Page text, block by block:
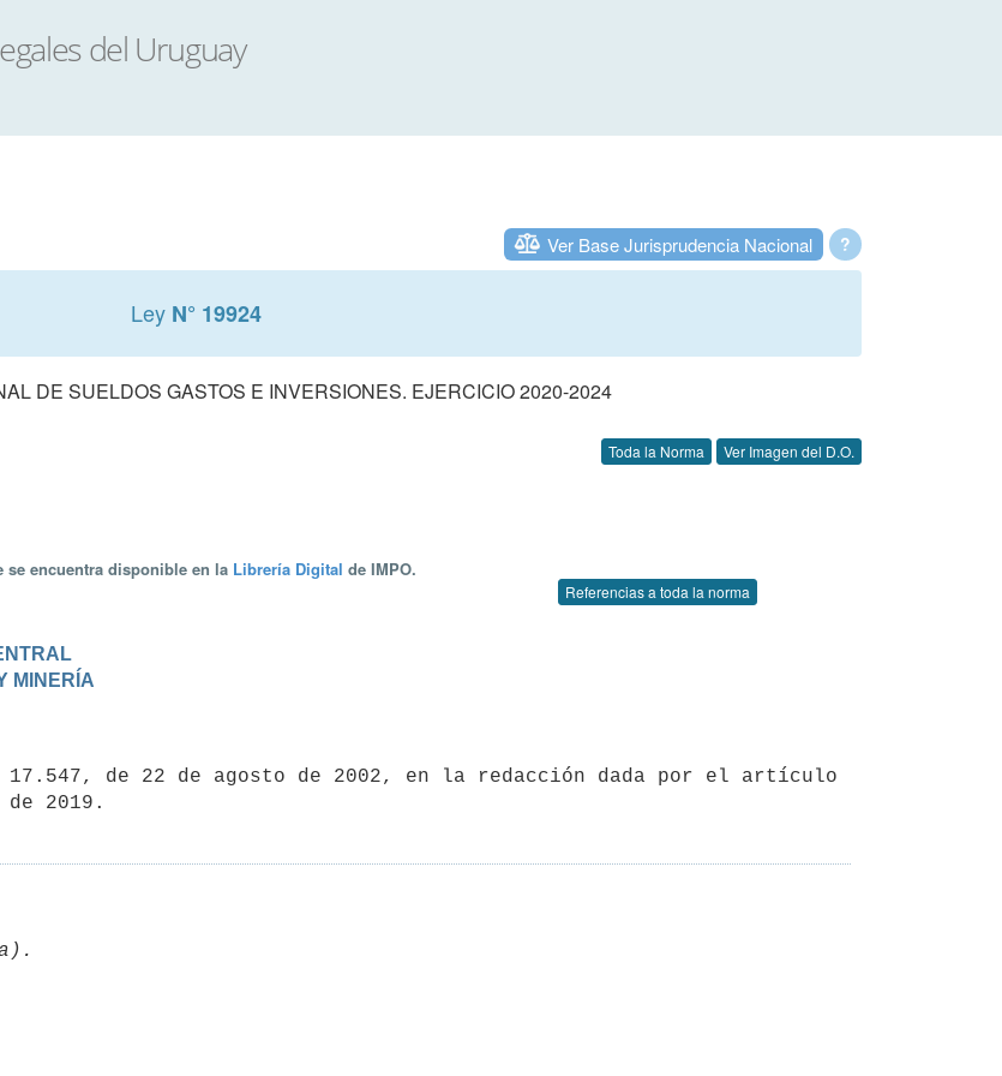
?
Ver Base Jurisprudencia Nacional
Ley N° 19924
DE SUELDOS GASTOS E INVERSIONES. EJERCICIO 2020-2024
Toda la Norma Ver Imagen del D.O.
se encuentra disponible en la Librería Digital de IMPO.
Referencias a toda la norma
MINERÍA